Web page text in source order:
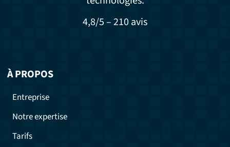
4,8/5 – 210 avis
À PROPOS
Entreprise
Notre expertise
Tarifs